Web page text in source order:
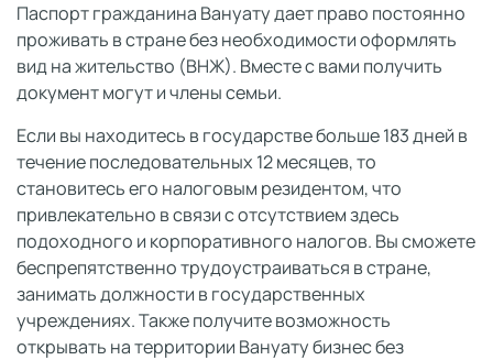
Паспорт гражданина Вануату дает право постоянно
проживать в стране без необходимости оформлять
вид на жительство (ВНЖ). Вместе с вами получить
документ могут и члены семьи.
Если вы находитесь в государстве больше 183 дней в
течение последовательных 12 месяцев, то
становитесь его налоговым резидентом, что
привлекательно в связи с отсутствием здесь
подоходного и корпоративного налогов. Вы сможете
беспрепятственно трудоустраиваться в стране,
занимать должности в государственных
учреждениях. Также получите возможность
открывать на территории Вануату бизнес без